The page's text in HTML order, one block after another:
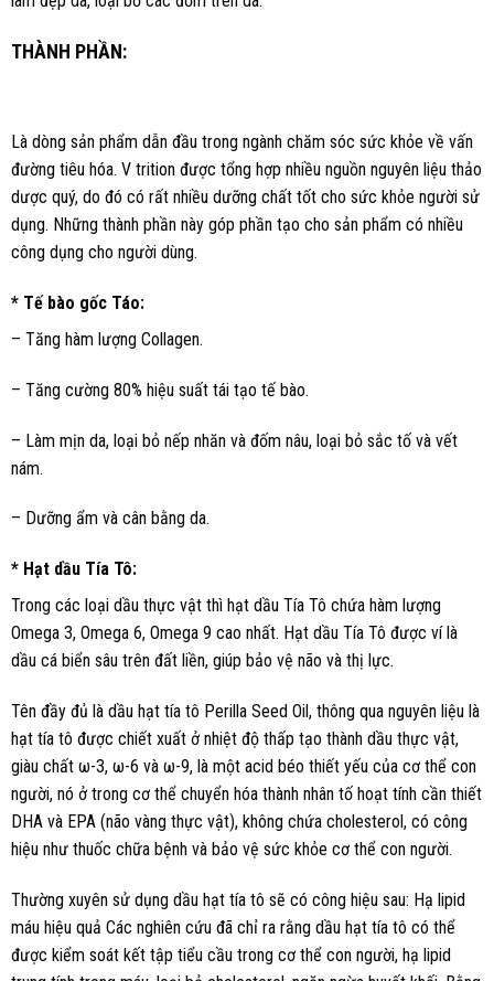
THÀNH PHẦN:
Là dòng sản phẩm dẫn đầu trong ngành chăm sóc sức khỏe về vấn
đường tiêu hóa. V trition được tổng hợp nhiều nguồn nguyên liệu thảo
dược quý, do đó có rất nhiều dưỡng chất tốt cho sức khỏe người sử
dụng. Những thành phần này góp phần tạo cho sản phẩm có nhiều
công dụng cho người dùng.
* Tế bào gốc Táo:
– Tăng hàm lượng Collagen.
– Tăng cường 80% hiệu suất tái tạo tế bào.
– Làm mịn da, loại bỏ nếp nhăn và đốm nâu, loại bỏ sắc tố và vết
nám.
– Dưỡng ẩm và cân bằng da.
* Hạt dầu Tía Tô:
Trong các loại dầu thực vật thì hạt dầu Tía Tô chứa hàm lượng
Omega 3, Omega 6, Omega 9 cao nhất. Hạt dầu Tía Tô được ví là
dầu cá biển sâu trên đất liền, giúp bảo vệ não và thị lực.
Tên đầy đủ là dầu hạt tía tô Perilla Seed Oil, thông qua nguyên liệu là
hạt tía tô được chiết xuất ở nhiệt độ thấp tạo thành dầu thực vật,
giàu chất ω-3, ω-6 và ω-9, là một acid béo thiết yếu của cơ thể con
người, nó ở trong cơ thể chuyển hóa thành nhân tố hoạt tính cần thiết
DHA và EPA (não vàng thực vật), không chứa cholesterol, có công
hiệu như thuốc chữa bệnh và bảo vệ sức khỏe cơ thể con người.
Thường xuyên sử dụng dầu hạt tía tô sẽ có công hiệu sau: Hạ lipid
máu hiệu quả Các nghiên cứu đã chỉ ra rằng dầu hạt tía tô có thể
được kiểm soát kết tập tiểu cầu trong cơ thể con người, hạ lipid